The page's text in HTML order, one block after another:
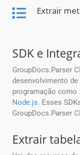
Extrair
SDK e
GroupDocs.Parser
desenvolvimento
programação como
Node.js. Esses
GroupDocs.Parser
Extrair